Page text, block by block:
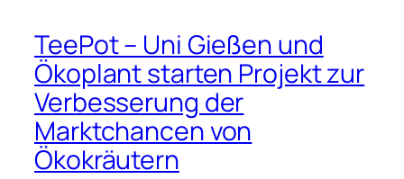
TeePot – Uni Gießen und
Ökoplant starten Projekt zur
Verbesserung der
Marktchancen von
Ökokräutern